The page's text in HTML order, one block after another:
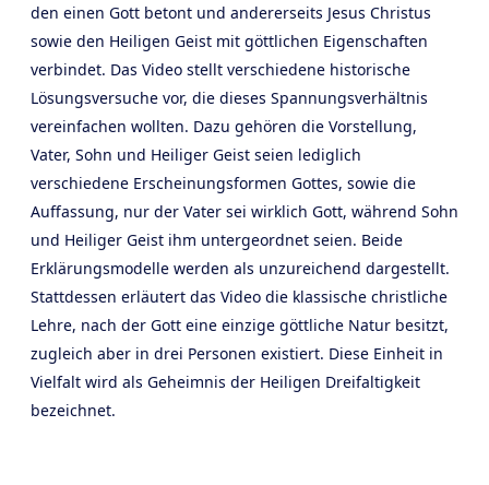
den einen Gott betont und andererseits Jesus Christus
sowie den Heiligen Geist mit göttlichen Eigenschaften
verbindet. Das Video stellt verschiedene historische
Lösungsversuche vor, die dieses Spannungsverhältnis
vereinfachen wollten. Dazu gehören die Vorstellung,
Vater, Sohn und Heiliger Geist seien lediglich
verschiedene Erscheinungsformen Gottes, sowie die
Auffassung, nur der Vater sei wirklich Gott, während Sohn
und Heiliger Geist ihm untergeordnet seien. Beide
Erklärungsmodelle werden als unzureichend dargestellt.
Stattdessen erläutert das Video die klassische christliche
Lehre, nach der Gott eine einzige göttliche Natur besitzt,
zugleich aber in drei Personen existiert. Diese Einheit in
Vielfalt wird als Geheimnis der Heiligen Dreifaltigkeit
bezeichnet.